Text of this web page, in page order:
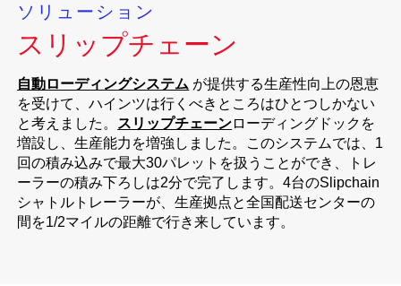
ソリューション
スリップチェーン
自動ローディングシステム が提供する生産性向上の恩恵
を受けて、ハインツは行くべきところはひとつしかない
と考えました。
スリップチェーンローディングドックを
増設し、生産能力を増強しました。このシステムでは、1
回の積み込みで最大30パレットを扱うことができ、トレ
ーラーの積み下ろしは2分で完了します。4台のSlipchain
シャトルトレーラーが、生産拠点と全国配送センターの
間を1/2マイルの距離で行き来しています。